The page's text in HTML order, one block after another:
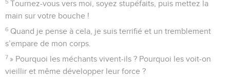
5 Tournez-vous vers moi, soyez stupéfaits, puis mettez la
main sur votre bouche !
6 Quand je pense à cela, je suis terrifié et un tremblement
s’empare de mon corps.
7 » Pourquoi les méchants vivent-ils ? Pourquoi les voit-on
vieillir et même développer leur force ?